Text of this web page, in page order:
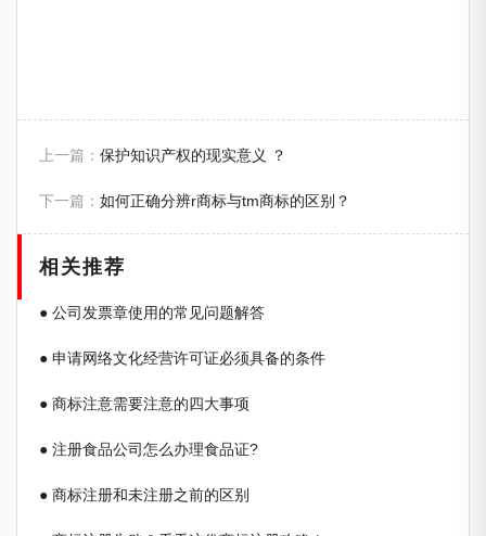
上一篇： 保护知识产权的现实意义 ？
下一篇： 如何正确分辨r商标与tm商标的区别？
相关推荐
● 公司发票章使用的常见问题解答
● 申请网络文化经营许可证必须具备的条件
● 商标注意需要注意的四大事项
● 注册食品公司怎么办理食品证?
● 商标注册和未注册之前的区别